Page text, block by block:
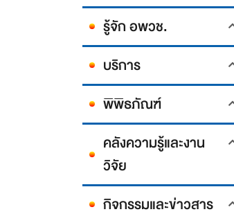
รู้จัก อพวช.
บริการ
พิพิธภัณฑ์
คลังความรู้และงาน
วิจัย
กิจกรรมและข่าวสาร